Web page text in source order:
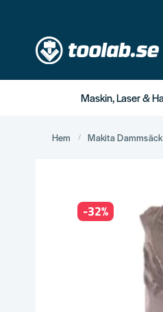
Maskin, Laser &
Hem Makita
-32%